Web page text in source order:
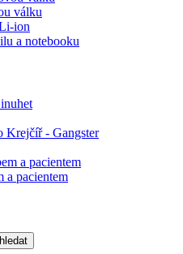
válku
a notebooku
a pacientem